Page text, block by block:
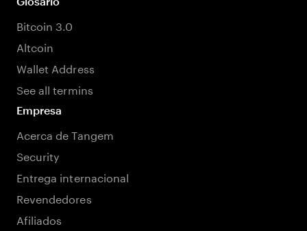
Bitcoin 3.0
Altcoin
Wallet Address
See all termins
Empresa
Acerca de Tangem
Security
Entrega internacional
Revendedores
Afiliados